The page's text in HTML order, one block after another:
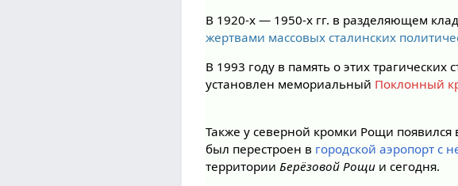
В 1920-х — 1950-х гг. в разделяющем
жертвами массовых сталинских
В 1993 году в память о этих
установлен мемориальный Поклонный
Также у северной кромки Рощи появился
был перестроен в городской аэропорт с
территории Берёзовой Рощи и сегодня.